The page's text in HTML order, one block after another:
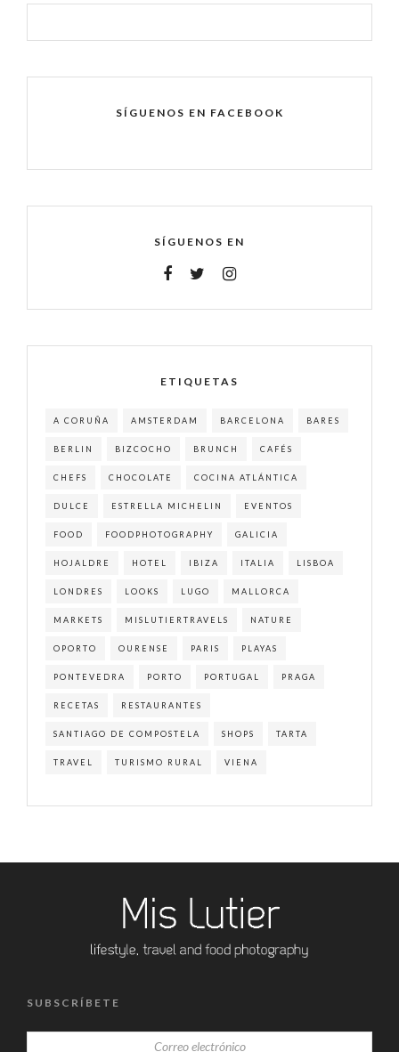
SÍGUENOS EN FACEBOOK
SÍGUENOS EN
ETIQUETAS
A CORUÑA AMSTERDAM BARCELONA BARES
BERLIN BIZCOCHO BRUNCH CAFÉS
CHEFS CHOCOLATE COCINA ATLÁNTICA
DULCE ESTRELLA MICHELIN EVENTOS
FOOD FOODPHOTOGRAPHY GALICIA
HOJALDRE HOTEL IBIZA ITALIA LISBOA
LONDRES LOOKS LUGO MALLORCA
MARKETS MISLUTIERTRAVELS NATURE
OPORTO OURENSE PARIS PLAYAS
PONTEVEDRA PORTO PORTUGAL PRAGA
RECETAS RESTAURANTES
SANTIAGO DE COMPOSTELA SHOPS TARTA
TRAVEL TURISMO RURAL VIENA
SUBSCRÍBETE